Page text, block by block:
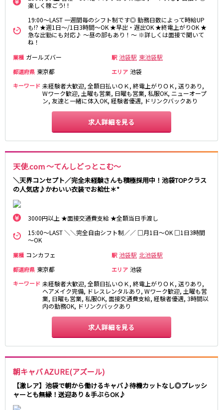
楽しく稼ごう!！
19:00～LAST 一週間毎のシフト制です◎ 勤務日数によって時給UP
も!? ★週1日～/1日3時間～OK ★早出・遅出OK ★終電上がりOK ★
急な出勤にも対応♪ ～昼の部もあり！～ ※詳しくは面接で聞いて
ね！
業種 ガールズバー 駅 池袋駅 東池袋駅
都道府県 東京都 エリア 池袋
キーワード 未経験者大歓迎, 全額日払いＯＫ, 終電上がりＯＫ, 送りあり,
Wワーク歓迎, 土曜も営業, 日曜も営業, 私服OK, ニューオープ
ン, 友達と一緒に体入OK, 経験者優遇, ドリンクバックあり
求人詳細を見る
天使.com 〜てんしどっとこむ〜
＼天界コンセプト／完全未経験さんも積極採用中！池袋TOPクラス
の人気店♪かわいい衣装でお給仕＊*
3000円以上 ★面接交通費支給 ★全額当日手渡し
15:00～LAST ＼＼完全自由シフト制／／ □月1日～OK □1日3時間
～OK
業種 コンカフェ 駅 池袋駅 北池袋駅
都道府県 東京都 エリア 池袋
キーワード 未経験者大歓迎, 全額日払いＯＫ, 終電上がりＯＫ, 送りあり,
ヘアメイク完備, ドレスレンタルあり, Wワーク歓迎, 土曜も営
業, 日曜も営業, 私服OK, 面接交通費支給, 経験者優遇, 3時間以
内の勤務OK, ドリンクバックあり
求人詳細を見る
朝キャバ AZURE(アズール)
【激レア】池袋で朝から働けるキャバ♪待機カットなし◎プレッシ
ャーとも無縁！送迎あり＆手ぶらOK♪
高田馬場駅
新井薬師前駅
JR根岸線
関内駅
横浜駅
桜木町駅
大船駅
西武池袋線
ひばりヶ丘駅
東久留米駅
秋津駅
清瀬駅
桜台駅
飯能駅
大泉学園駅
保谷駅
石神井公園駅
西所沢駅
吾野駅
JR横浜線
町田駅
八王子駅
相模原駅
新横浜駅
淵野辺駅
矢部駅
成瀬駅
古淵駅
菊名駅
東急田園都市線
溝の口駅
三軒茶屋駅
鷺沼駅
たまプラーザ駅
あざみ野駅
二子玉川駅
中央林間駅
宮前平駅
桜新町駅